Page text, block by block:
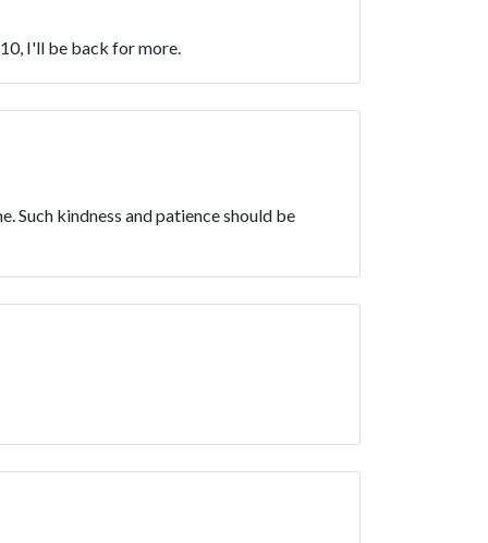
I'll be back for more.
Such kindness and patience should be